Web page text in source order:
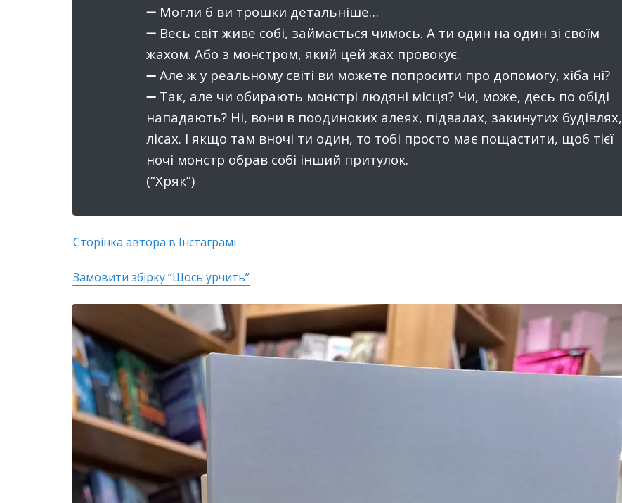
➖ Могли б ви трошки детальніше…
➖ Весь світ живе собі, займається чимось. А ти один на один зі своїм
жахом. Або з монстром, який цей жах провокує.
➖ Але ж у реальному світі ви можете попросити про допомогу, хіба ні?
➖ Так, але чи обирають монстрі людяні місця? Чи, може, десь по обіді
нападають? Ні, вони в поодиноких алеях, підвалах, закинутих будівлях,
лісах. І якщо там вночі ти один, то тобі просто має пощастити, щоб тієї
ночі монстр обрав собі інший притулок.
(“Хряк”)
Сторінка автора в Інстаграмі
Замовити збірку “Щось урчить”